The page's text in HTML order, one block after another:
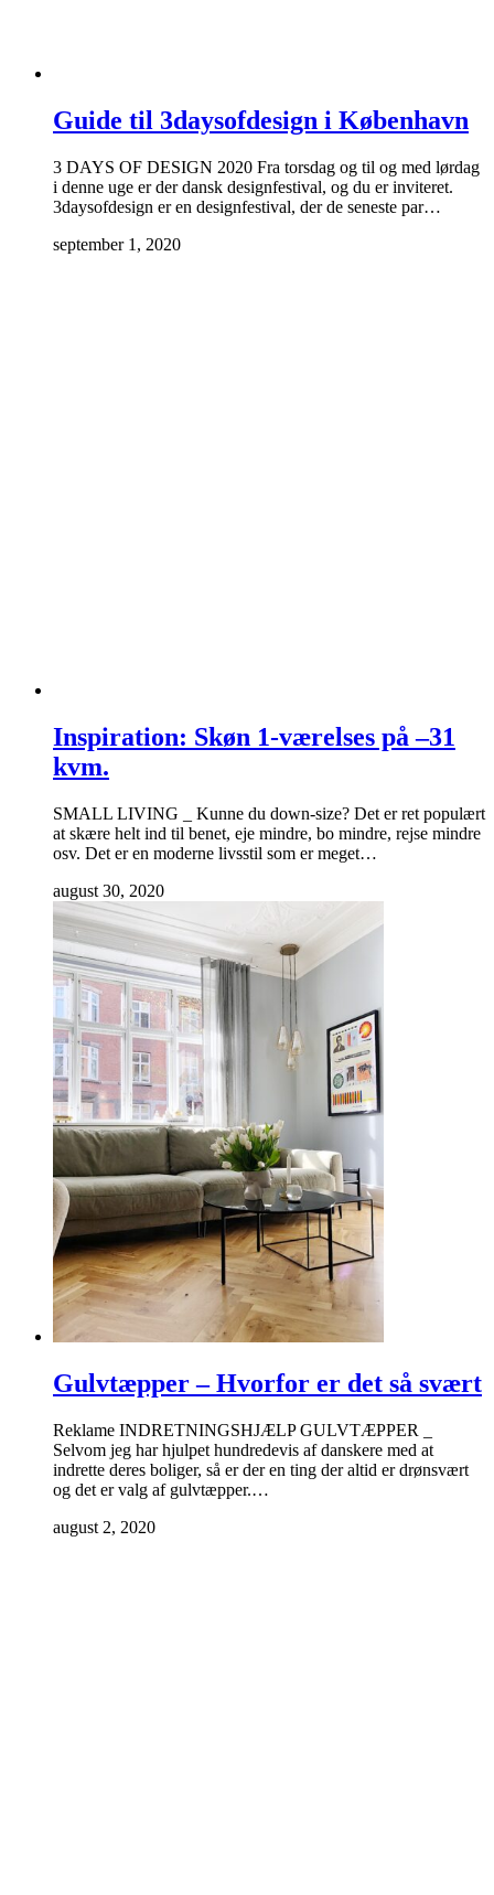
Guide til 3daysofdesign i København
3 DAYS OF DESIGN 2020 Fra torsdag og til og med lørdag
i denne uge er der dansk designfestival, og du er inviteret.
3daysofdesign er en designfestival, der de seneste par…
september 1, 2020
Inspiration: Skøn 1-værelses på –31
kvm.
SMALL LIVING _ Kunne du down-size? Det er ret populært
at skære helt ind til benet, eje mindre, bo mindre, rejse mindre
osv. Det er en moderne livsstil som er meget…
august 30, 2020
Gulvtæpper – Hvorfor er det så svært
Reklame INDRETNINGSHJÆLP GULVTÆPPER _
Selvom jeg har hjulpet hundredevis af danskere med at
indrette deres boliger, så er der en ting der altid er drønsvært
og det er valg af gulvtæpper.…
august 2, 2020